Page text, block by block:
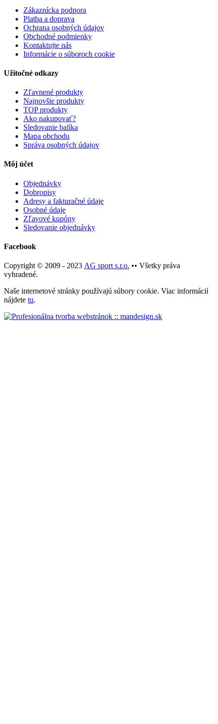
Zákaznícka podpora
Platba a doprava
Ochrana osobných údajov
Obchodné podmienky
Kontaktujte nás
Informácie o súboroch cookie
Užitočné odkazy
Zľavnené produkty
Najnovšie produkty
TOP produkty
Ako nakupovať?
Sledovanie balíka
Mapa obchodu
Správa osobných údajov
Môj účet
Objednávky
Dobropisy
Adresy a fakturačné údaje
Osobné údaje
Zľavové kupóny
Sledovanie objednávky
Facebook
Copyright © 2009 - 2023 AG sport s.r.o. •• Všetky práva
vyhradené.
Naše internetové stránky používajú súbory cookie. Viac informácií
nájdete tu.